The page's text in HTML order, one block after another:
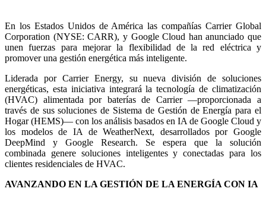
En los Estados Unidos de América las compañías Carrier Global
Corporation (NYSE: CARR), y Google Cloud han anunciado que
unen fuerzas para mejorar la flexibilidad de la red eléctrica y
promover una gestión energética más inteligente.
Liderada por Carrier Energy, su nueva división de soluciones
energéticas, esta iniciativa integrará la tecnología de climatización
(HVAC) alimentada por baterías de Carrier —proporcionada a
través de sus soluciones de Sistema de Gestión de Energía para el
Hogar (HEMS)— con los análisis basados en IA de Google Cloud y
los modelos de IA de WeatherNext, desarrollados por Google
DeepMind y Google Research. Se espera que la solución
combinada genere soluciones inteligentes y conectadas para los
clientes residenciales de HVAC.
AVANZANDO EN LA GESTIÓN DE LA ENERGÍA CON IA